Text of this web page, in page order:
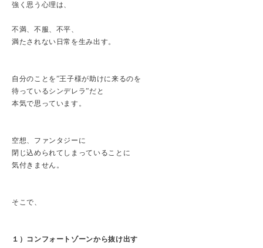
強く思う心理は、
不満、不服、不平、
満たされない日常を生み出す。
自分のことを”王子様が助けに来るのを
待っているシンデレラ”だと
本気で思っています。
空想、ファンタジーに
閉じ込められてしまっていることに
気付きません。
そこで、
１）コンフォートゾーンから抜け出す